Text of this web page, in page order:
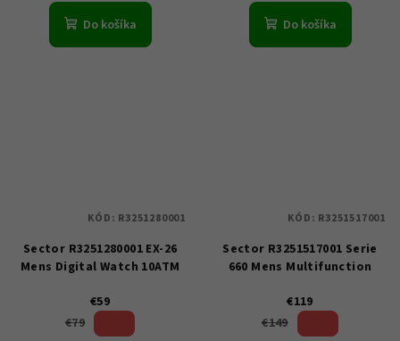
Do košíka Do košíka
Sector R3251280001 EX-26
Mens Digital Watch 10ATM
€59
€79
KÓD: R3251280001
Sector R3251517001 Serie
660 Mens Multifunction
€119
€149
KÓD: R3251517001